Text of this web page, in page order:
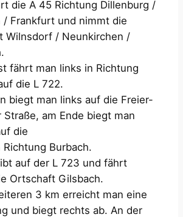
die A 45 Richtung Dillenburg /
/ Frankfurt und nimmt die
Wilnsdorf / Neunkirchen /
fährt man links in Richtung
die L 722.
biegt man links auf die Freier-
Straße, am Ende biegt man
die
Richtung Burbach.
auf der L 723 und fährt
Ortschaft Gilsbach.
3 km erreicht man eine
und biegt rechts ab. An der